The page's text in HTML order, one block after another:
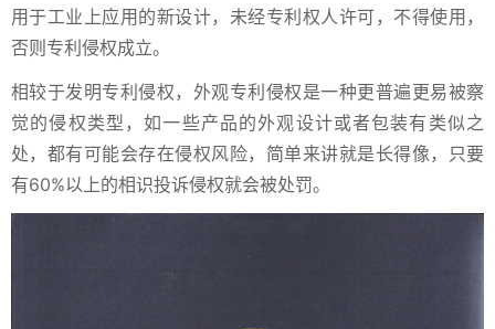
用于工业上应用的新设计，未经专利权人许可，不得使用，
否则专利侵权成立。
相较于发明专利侵权，外观专利侵权是一种更普遍更易被察
觉的侵权类型，如一些产品的外观设计或者包装有类似之
处，都有可能会存在侵权风险，简单来讲就是长得像，只要
有60%以上的相识投诉侵权就会被处罚。